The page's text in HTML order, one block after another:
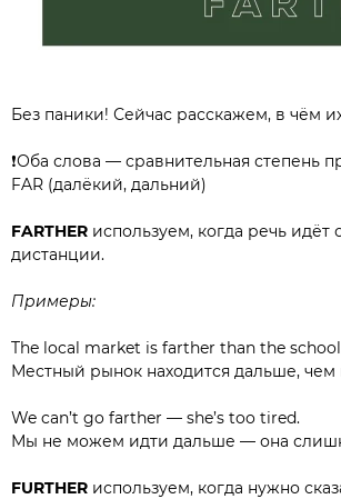
Без паники! Сейчас расскажем, в чём
❗️Оба слова — сравнительная степень
FAR (далёкий, дальний)
FARTHER используем, когда речь идёт
дистанции.
Примеры:
The local market is farther than the
Местный рынок находится дальше, чем
We can’t go farther — she’s too tired.
Мы не можем идти дальше — она
FURTHER используем, когда нужно